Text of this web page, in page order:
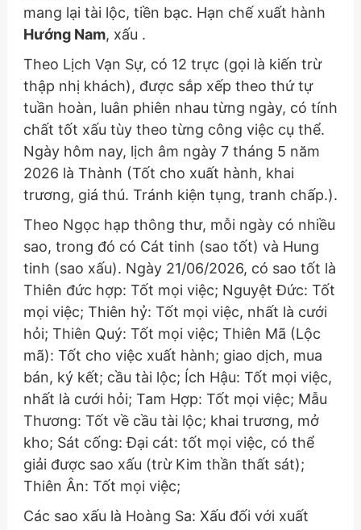
mang lại tài lộc, tiền bạc. Hạn chế xuất hành
Hướng Nam, xấu .
Theo Lịch Vạn Sự, có 12 trực (gọi là kiến trừ
thập nhị khách), được sắp xếp theo thứ tự
tuần hoàn, luân phiên nhau từng ngày, có tính
chất tốt xấu tùy theo từng công việc cụ thể.
Ngày hôm nay, lịch âm ngày 7 tháng 5 năm
2026 là Thành (Tốt cho xuất hành, khai
trương, giá thú. Tránh kiện tụng, tranh chấp.).
Theo Ngọc hạp thông thư, mỗi ngày có nhiều
sao, trong đó có Cát tinh (sao tốt) và Hung
tinh (sao xấu). Ngày 21/06/2026, có sao tốt là
Thiên đức hợp: Tốt mọi việc; Nguyệt Đức: Tốt
mọi việc; Thiên hỷ: Tốt mọi việc, nhất là cưới
hỏi; Thiên Quý: Tốt mọi việc; Thiên Mã (Lộc
mã): Tốt cho việc xuất hành; giao dịch, mua
bán, ký kết; cầu tài lộc; Ích Hậu: Tốt mọi việc,
nhất là cưới hỏi; Tam Hợp: Tốt mọi việc; Mẫu
Thương: Tốt về cầu tài lộc; khai trương, mở
kho; Sát cống: Đại cát: tốt mọi việc, có thể
giải được sao xấu (trừ Kim thần thất sát);
Thiên Ân: Tốt mọi việc;
Các sao xấu là Hoàng Sa: Xấu đối với xuất